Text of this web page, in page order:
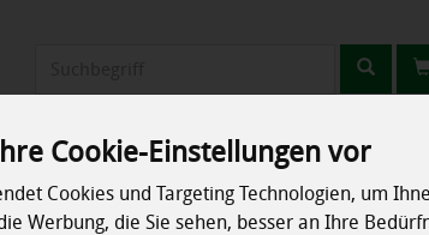
Cookie-Einstellungen vor
Cookies und Targeting Technologien, um
Werbung, die Sie sehen, besser an Ihre
So geht's Info